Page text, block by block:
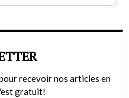
recevoir nos articles en
gratuit!